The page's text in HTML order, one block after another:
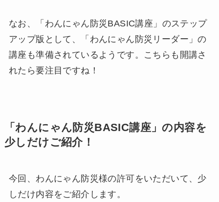
なお、「わんにゃん防災BASIC講座」のステップ
アップ版として、「​わんにゃん防災リーダー」の
講座も準備されているようです。こちらも開講さ
れたら要注目ですね！
「わんにゃん防災BASIC講座」の内容を
少しだけご紹介！
今回、わんにゃん防災様の許可をいただいて、少
しだけ内容をご紹介します。